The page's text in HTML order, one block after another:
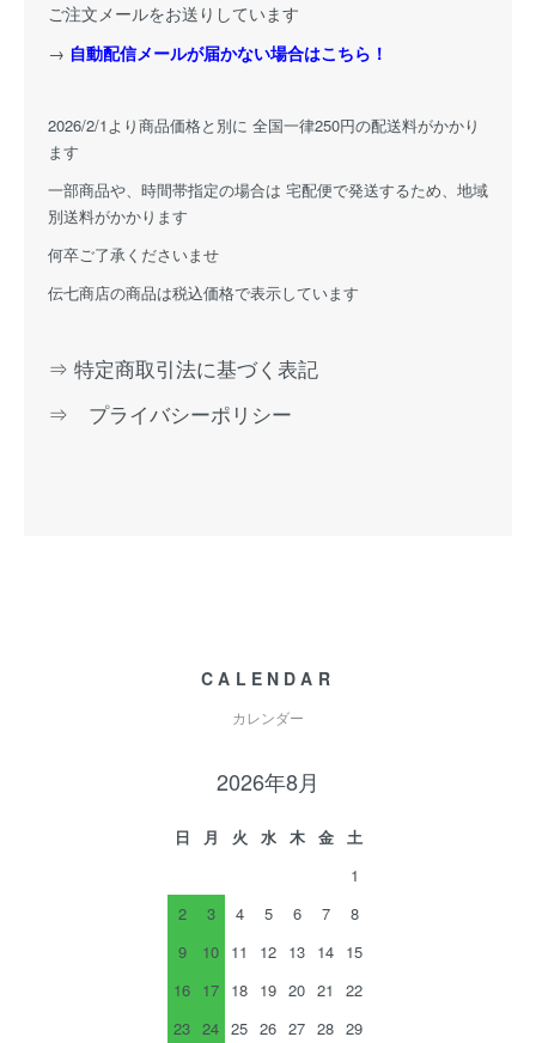
ご注文メールをお送りしています
→ 自動配信メールが届かない場合はこちら！
2026/2/1より商品価格と別に 全国一律250円の配送料がかかり
ます
一部商品や、時間帯指定の場合は 宅配便で発送するため、地域
別送料がかかります
何卒ご了承くださいませ
伝七商店の商品は税込価格で表示しています
⇒ 特定商取引法に基づく表記
⇒ プライバシーポリシー
CALENDAR
カレンダー
2026年8月
日 月 火 水 木 金
土
1
2
3 4 5 6 7
8
9
10 11 12 13 14 15
16 17 18 19 20 21
22
23 24 25 26 27 28 29